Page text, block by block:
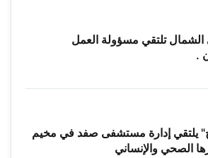
الشمال تلتقي مسؤولة العمل
.
يلتقي إدارة مستشفى صفد في مخيم
الصحي والإنساني